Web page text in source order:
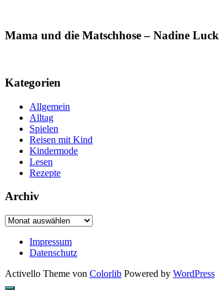
Mama und die Matschhose – Nadine Luck
Kategorien
Allgemein
Alltag
Spielen
Reisen mit Kind
Kindermode
Lesen
Rezepte
Archiv
Archiv
Impressum
Datenschutz
Activello Theme von Colorlib Powered by WordPress